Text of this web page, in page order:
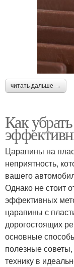
читать дальше →
Как
Царапины на
неприятность,
вашего
Однако не стоит
эффективных
царапины с
дорогостоящих
основные
полезные
технику в